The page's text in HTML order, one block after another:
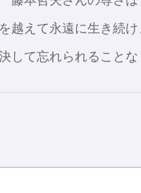
越えて永遠に生き続け
して忘れられることな